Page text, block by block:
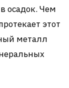
осадок. Чем
этот
металл